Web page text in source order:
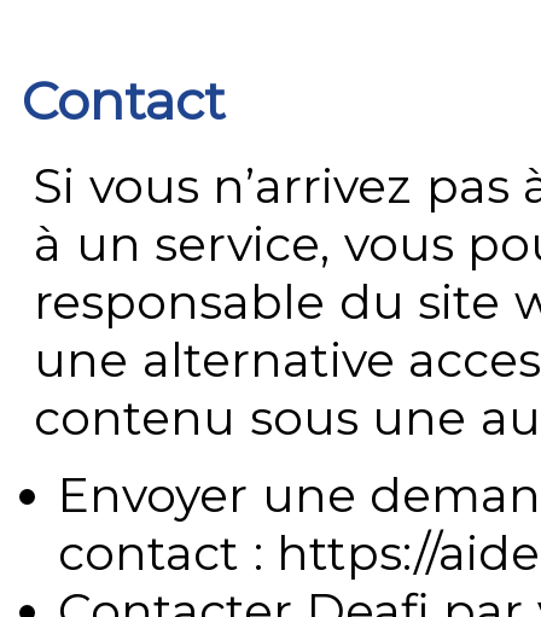
Contact
Si vous n’arrivez
à un service, vous
responsable du site
une alternative
contenu sous une
Envoyer une
contact : https://